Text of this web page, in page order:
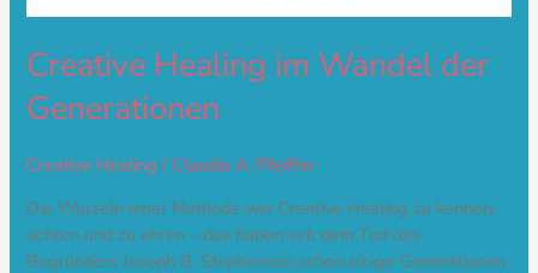
Creative Healing im Wandel der
Generationen
Creative Healing / Claudia A. Pfeiffer
Die Wurzeln einer Methode wie Creative Healing zu kennen,
achten und zu ehren – das haben seit dem Tod des
Begründers Joseph B. Stephenson schon einige Generationen